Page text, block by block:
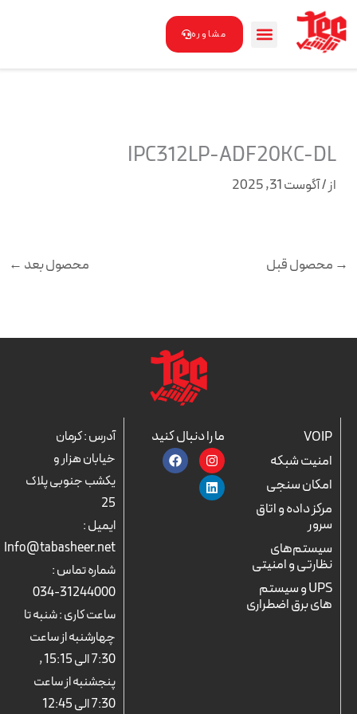
محتوا
مشاوره
IPC312LP-ADF20KC-DL
از/آگوست 31, 2025
→ محصول قبل محصول بعد ←
VOIP
امنیت شبکه
امکان سنجی
مرکز داده و اتاق
سرور
سیستم‌های
نظارتی و امنیتی
UPS و سیستم
های برق اضطراری
ما را دنبال کنید
I
n
s
t
a
F
a
c
L
i
n
k
e
آدرس : کرمان
خیابان هزار و
یکشب جنوبی پلاک
25
ایمیل :
Info@tabasheer.net
شماره تماس :
31244000-034
ساعت کاری : شنبه تا
چهارشنبه از ساعت
7:30 الی 15:15 ,
پنجشنبه از ساعت
7:30 الی 12:45